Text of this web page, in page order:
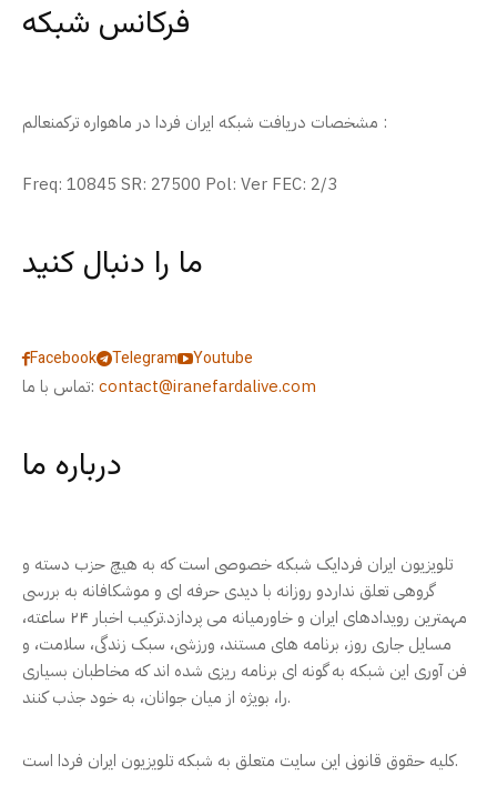
فرکانس شبکه
مشخصات دریافت شبکه ایران فردا در ماهواره ترکمنعالم :
Freq: 10845 SR: 27500 Pol: Ver FEC: 2/3
ما را دنبال کنید
Facebook Telegram
Youtube
تماس با ما: contact@iranefardalive.com
درباره ما
تلویزیون ایران فردایک شبکه خصوصی است که به هیچ حزب دسته و
گروهی تعلق نداردو روزانه با دیدی حرفه ای و موشکافانه به بررسی
مهمترین رویدادهای ایران و خاورمیانه می پردازد.ترکیب اخبار ۲۴ ساعته،
مسایل جاری روز، برنامه های مستند، ورزشی، سبک زندگی، سلامت، و
فن آوری این شبکه به گونه ای برنامه ریزی شده اند که مخاطبان بسیاری
را، بویژه از میان جوانان، به خود جذب کنند.
کلیه حقوق قانونی این سایت متعلق به شبکه تلویزیون ایران فردا است.